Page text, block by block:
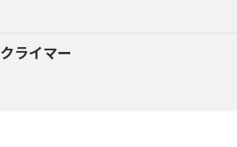
クライマー